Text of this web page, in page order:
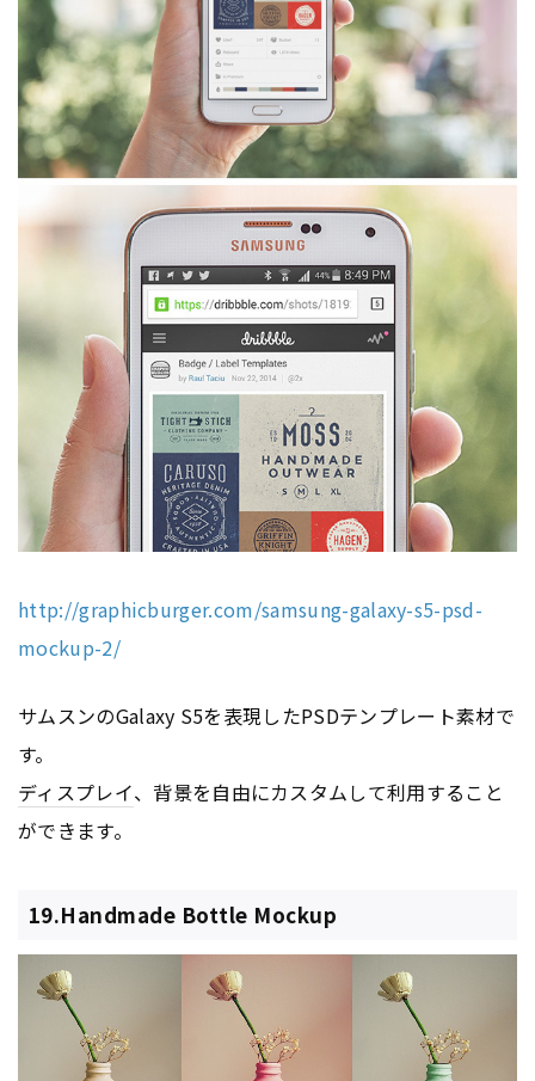
http://graphicburger.com/samsung-galaxy-s5-psd-
mockup-2/
サムスンのGalaxy S5を表現したPSDテンプレート素材で
す。
ディスプレイ、背景を自由にカスタムして利用すること
ができます。
19.Handmade Bottle Mockup